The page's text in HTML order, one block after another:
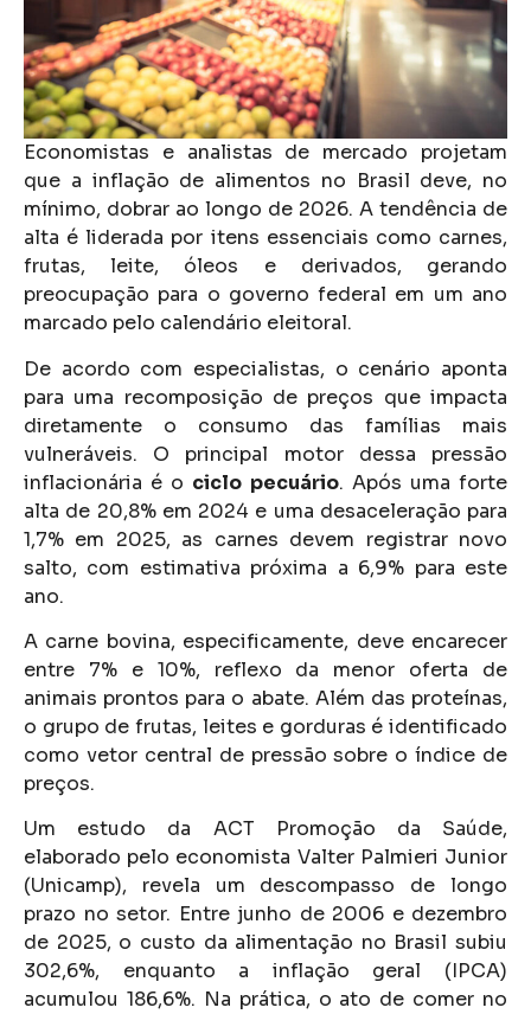
Economistas e analistas de mercado projetam
que a inflação de alimentos no Brasil deve, no
mínimo, dobrar ao longo de 2026. A tendência de
alta é liderada por itens essenciais como carnes,
frutas, leite, óleos e derivados, gerando
preocupação para o governo federal em um ano
marcado pelo calendário eleitoral.
De acordo com especialistas, o cenário aponta
para uma recomposição de preços que impacta
diretamente o consumo das famílias mais
vulneráveis. O principal motor dessa pressão
inflacionária é o ciclo pecuário. Após uma forte
alta de 20,8% em 2024 e uma desaceleração para
1,7% em 2025, as carnes devem registrar novo
salto, com estimativa próxima a 6,9% para este
ano.
A carne bovina, especificamente, deve encarecer
entre 7% e 10%, reflexo da menor oferta de
animais prontos para o abate. Além das proteínas,
o grupo de frutas, leites e gorduras é identificado
como vetor central de pressão sobre o índice de
preços.
Um estudo da ACT Promoção da Saúde,
elaborado pelo economista Valter Palmieri Junior
(Unicamp), revela um descompasso de longo
prazo no setor. Entre junho de 2006 e dezembro
de 2025, o custo da alimentação no Brasil subiu
302,6%, enquanto a inflação geral (IPCA)
acumulou 186,6%. Na prática, o ato de comer no